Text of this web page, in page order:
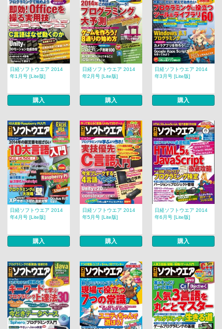
日経ソフトウエア 2014
年1月号 [Lite版]
購入
日経ソフトウエア 2014
年2月号 [Lite版]
購入
日経ソフトウエア 2014
年3月号 [Lite版]
購入
日経ソフトウエア 2014
年4月号 [Lite版]
購入
日経ソフトウエア 2014
年5月号 [Lite版]
購入
日経ソフトウエア 2014
年6月号 [Lite版]
購入